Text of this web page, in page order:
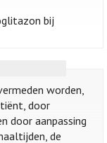
bij
worden,
door
door aanpassing
de